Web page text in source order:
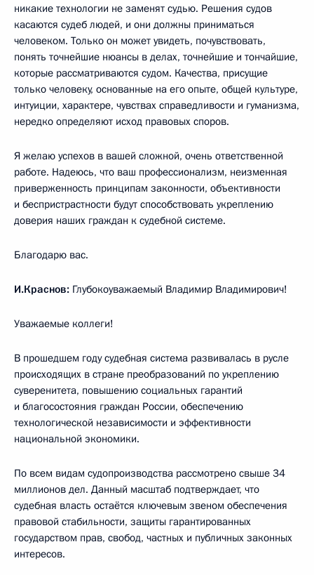
никакие технологии не заменят судью. Решения судов
касаются судеб людей, и они должны приниматься
человеком. Только он может увидеть, почувствовать,
понять точнейшие нюансы в делах, точнейшие и тончайшие,
которые рассматриваются судом. Качества, присущие
только человеку, основанные на его опыте, общей культуре,
интуиции, характере, чувствах справедливости и гуманизма,
нередко определяют исход правовых споров.
Я желаю успехов в вашей сложной, очень ответственной
работе. Надеюсь, что ваш профессионализм, неизменная
приверженность принципам законности, объективности
и беспристрастности будут способствовать укреплению
доверия наших граждан к судебной системе.
Благодарю вас.
И.Краснов: Глубокоуважаемый Владимир Владимирович!
Уважаемые коллеги!
В прошедшем году судебная система развивалась в русле
происходящих в стране преобразований по укреплению
суверенитета, повышению социальных гарантий
и благосостояния граждан России, обеспечению
технологической независимости и эффективности
национальной экономики.
По всем видам судопроизводства рассмотрено свыше 34
миллионов дел. Данный масштаб подтверждает, что
судебная власть остаётся ключевым звеном обеспечения
правовой стабильности, защиты гарантированных
государством прав, свобод, частных и публичных законных
интересов.